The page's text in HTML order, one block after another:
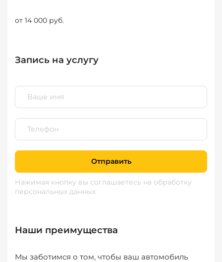
от 14 000 руб.
Запись на услугу
Отправить
Нажимая кнопку вы соглашаетесь на обработку
персональных данных
Наши преимущества
Мы заботимся о том, чтобы ваш автомобиль